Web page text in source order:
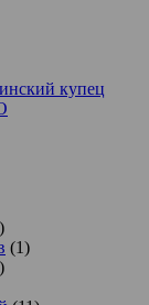
купец
(1)